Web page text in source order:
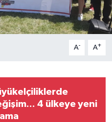
A- A+
4 ülkeye yeni